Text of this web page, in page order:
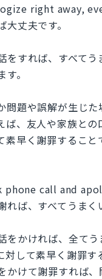
right away,
丈夫です。
をすれば、すべて
。
問題や誤解が生じ
ば、友人や家族と
素早く謝罪するこ
phone call and
ば、すべてうまく
をかければ、全て
対して素早く謝罪
かけて謝罪すれば